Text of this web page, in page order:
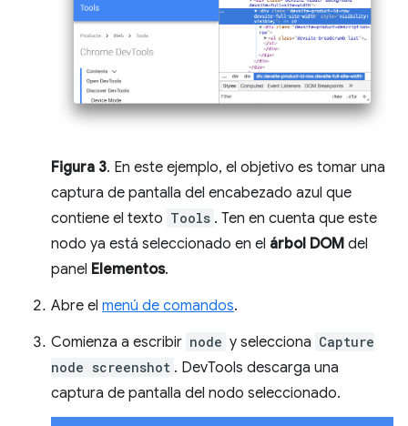
Figura 3. En este ejemplo, el objetivo es tomar una
captura de pantalla del encabezado azul que
contiene el texto Tools . Ten en cuenta que este
nodo ya está seleccionado en el árbol DOM del
panel Elementos.
Abre el menú de comandos.
Comienza a escribir node y selecciona Capture
node screenshot . DevTools descarga una
captura de pantalla del nodo seleccionado.